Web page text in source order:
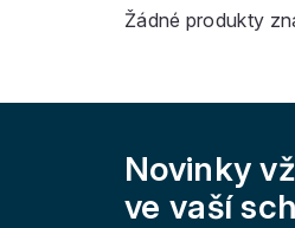
Žádné produkty
Novinky
ve vaší